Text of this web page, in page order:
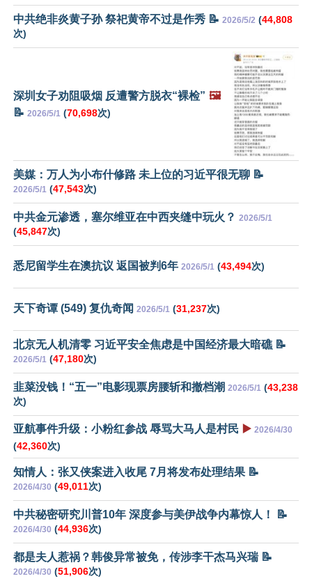
中共绝非炎黄子孙 祭祀黄帝不过是作秀 📝 2026/5/2 (44,808
次)
深圳女子劝阻吸烟 反遭警方脱衣“裸检” 🖼️
📝 2026/5/1 (70,698次)
美媒：万人为小布什修路 未上位的习近平很无聊 📝
2026/5/1 (47,543次)
中共金元渗透，塞尔维亚在中西夹缝中玩火？ 2026/5/1
(45,847次)
悉尼留学生在澳抗议 返国被判6年 2026/5/1 (43,494次)
天下奇谭 (549) 复仇奇闻 2026/5/1 (31,237次)
北京无人机清零 习近平安全焦虑是中国经济最大暗礁 📝
2026/5/1 (47,180次)
韭菜没钱！“五一”电影现票房腰斩和撤档潮 2026/5/1 (43,238
次)
亚航事件升级：小粉红参战 辱骂大马人是村民 ▶️ 2026/4/30
(42,360次)
知情人：张又侠案进入收尾 7月将发布处理结果 📝
2026/4/30 (49,011次)
中共秘密研究川普10年 深度参与美伊战争内幕惊人！ 📝
2026/4/30 (44,936次)
都是夫人惹祸？韩俊异常被免，传涉李干杰马兴瑞 📝
2026/4/30 (51,906次)